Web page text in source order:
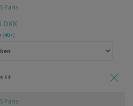
Paris
DKK
(40+)
kit
Paris